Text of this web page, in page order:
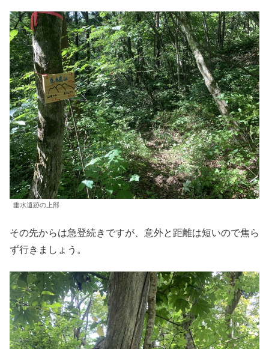
垂水遺跡の上部
その先からは急登続きですが、意外と距離は短いので焦ら
ず行きましょう。